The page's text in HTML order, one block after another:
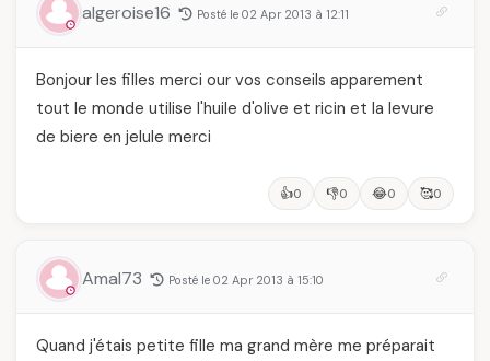
algeroise16 Posté le 02 Apr 2013 à 12:11
Bonjour les filles merci our vos conseils apparement
tout le monde utilise l'huile d'olive et ricin et la levure
de biere en jelule merci
👍0 👎0 😂0 🥰0
Amal73 Posté le 02 Apr 2013 à 15:10
Quand j'étais petite fille ma grand mère me préparait